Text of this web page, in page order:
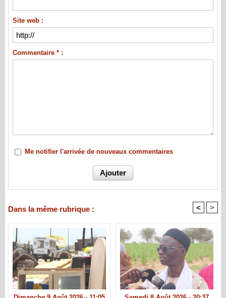
Site web :
Commentaire * :
Me notifier l'arrivée de nouveaux commentaires
Dans la même rubrique : < >